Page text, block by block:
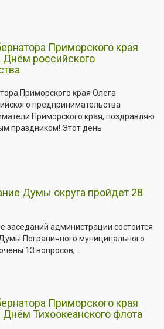
Приморского края
российского
Приморского края Олега
предпринимательства
Приморского края, поздравляю
праздником! Этот день
Думы округа пройдет 28
заседаний администрации состоится
Пограничного муниципального
13 вопросов,...
Приморского края
Тихоокеанского флота